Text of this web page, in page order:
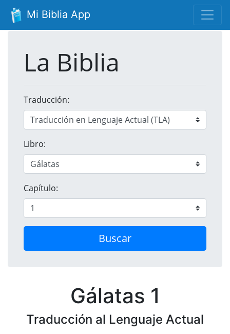
Mi Biblia App
La Biblia
Traducción:
Libro:
Capítulo:
Buscar
Gálatas 1
Traducción al Lenguaje Actual